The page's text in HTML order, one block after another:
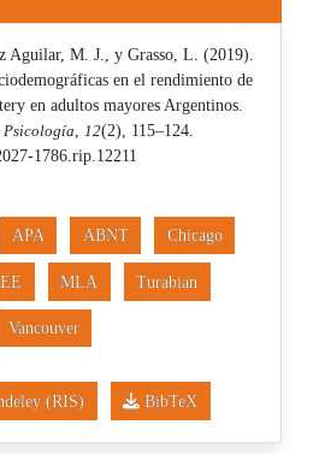
Aguilar, M. J., y Grasso, L. (2019).
en el rendimiento de
en adultos mayores Argentinos.
Psicología,12(2), 115–124.
1786.rip.12211
APA ABNT Chicago
MLA Turabian
Vancouver
(RIS) BibTeX